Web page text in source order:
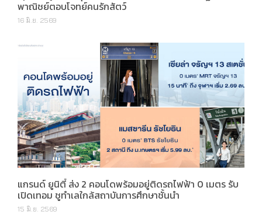
พาณิชย์ตอบโจทย์คนรักสัตว์
16 มิ.ย. 2569
แกรนด์ ยูนิตี้ ส่ง 2 คอนโดพร้อมอยู่ติดรถไฟฟ้า 0 เมตร รับ
เปิดเทอม ชูทำเลใกล้สถาบันการศึกษาชั้นนำ
15 มิ.ย. 2569